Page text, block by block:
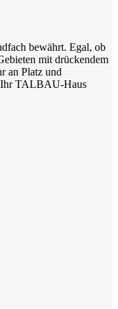
bewährt. Egal, ob
mit drückendem
an Platz und
Ihr TALBAU-Haus